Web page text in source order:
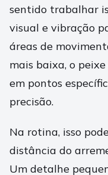
sentido trabalhar
visual e vibração
áreas de
mais baixa, o
em pontos
precisão.
Na rotina, isso
distância do
Um detalhe